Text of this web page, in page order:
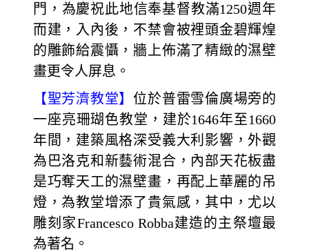
門，為慶祝此地信奉基督教滿1250週年
而建，入內後，不禁會被裡頭金碧輝煌
的雕飾給震懾，牆上佈滿了精緻的濕壁
畫更令人屏息。
【聖芳濟教堂】 位於普雷雪倫廣場旁的
一座亮珊瑚色教堂，建於1646年至1660
年間，建築風格深受義大利影響，外觀
為巴洛克和新藝術混合，內部天花板盡
是巧奪天工的濕壁畫，再配上華麗的吊
燈，為教堂增添了貴氣感，其中，尤以
雕刻家Francesco Robba建造的主祭壇最
為著名。